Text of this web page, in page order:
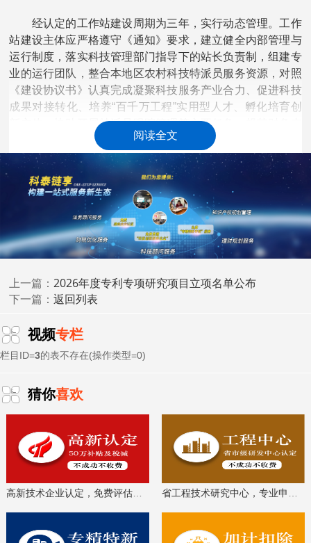
经认定的工作站建设周期为三年，实行动态管理。工作
站建设主体应严格遵守《通知》要求，建立健全内部管理与
运行制度，落实科技管理部门指导下的站长负责制，组建专
业的运行团队，整合本地区农村科技特派员服务资源，对照
《建设协议书》认真完成凝聚科技服务产业合力、促进科技
成果对接转化、培养“百千万工程”实用型人才、孵化培育创
新主体、协助开展特派员跟踪管理等主要任务，规范财务支
出，着力提升工作站建设质量与运营效能。
附件：
广东省农村科技特派员工作站名单（第三批）
4e911ab7226427bd165b0cbddbad47ae.pdf
(121.43
科泰集团(https://www.gdktzx.com/)成立17年来，致力于
提供高新技术企业认定、 名优高新技术产品 认定、省市工程
中心认定、省市企业技术中心认定、省市工业设计中心认
定、省市重点实验室认定、新型研发机构认定、专精特新中
业评价入库、创新创业大赛、专利奖、科学技术奖、科技成
阅读全文
上一篇： 2026年度专利专项研究项目立项名单公布
下一篇：返回列表
视频专栏
栏目ID=3的表不存在(操作类型=0)
猜你喜欢
高新技术企业认定，免费评估，通过后再收费